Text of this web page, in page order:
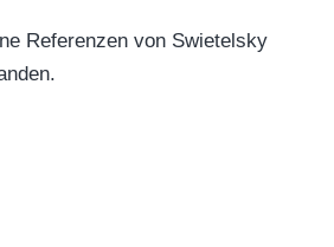
Referenzen von Swietelsky